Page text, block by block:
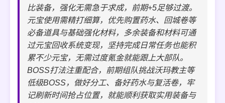
比装备，强化无需急于求成，前期+5足够过渡。
元宝使用需精打细算，优先购置药水、回城卷等
必备道具与基础强化材料，多余装备和材料可通
过元宝回收系统变现，坚持完成日常任务也能积
累不少元宝，无需过度氪金就能跟上大部队。
BOSS打法注重配合，前期组队挑战沃玛教主等
低级BOSS，做好分工、备好药水与复活卷，牢
记刷新时间抢占位置，就能顺利获取实用装备与